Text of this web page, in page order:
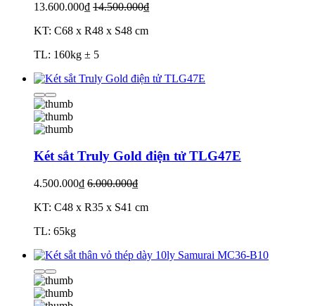
13.600.000₫ 14.500.000₫
KT: C68 x R48 x S48 cm
TL: 160kg ± 5
Két sắt Truly Gold điện tử TLG47E
4.500.000₫ 6.000.000₫
KT: C48 x R35 x S41 cm
TL: 65kg